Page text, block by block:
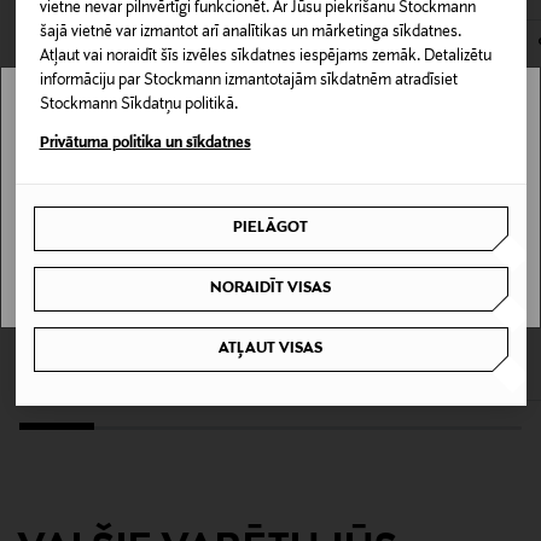
vietne nevar pilnvērtīgi funkcionēt. Ar Jūsu piekrišanu Stockmann
šajā vietnē var izmantot arī analītikas un mārketinga sīkdatnes.
Atļaut vai noraidīt šīs izvēles sīkdatnes iespējams zemāk. Detalizētu
informāciju par Stockmann izmantotajām sīkdatnēm atradīsiet
Stockmann Sīkdatņu politikā.
Privātuma politika un sīkdatnes
PIELĀGOT
NORAIDĪT VISAS
ATĻAUT VISAS
Materiāls
100% kokvilna
Krāsa
KAMBODŽA
Ražotāja daļas numurs
710B13893
Ražotājs
Ražotāja adrese
POLO RALPH LAUREN
EMPORIO ARMANI
Džemperis
Stockmann nav pieejams tavā valstī.
I UNDERSTAND